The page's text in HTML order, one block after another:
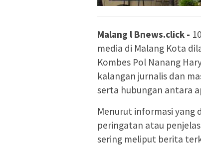
Malang l Bnews.click -
media di Malang Kota
Kombes Pol Nanang
kalangan jurnalis dan
serta hubungan antara
Menurut informasi yang
peringatan atau
sering meliput berita